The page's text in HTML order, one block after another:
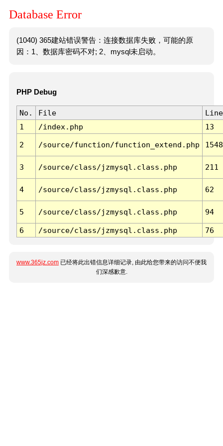
Database Error
(1040) 365建站错误警告：连接数据库失败，可能的原
因：1、数据库密码不对; 2、mysql未启动。
PHP Debug
No. File
Line
1
/index.php 13
2 /source/function/function_extend.php 1548
3 /source/class/jzmysql.class.php 211
4 /source/class/jzmysql.class.php 62
5 /source/class/jzmysql.class.php 94
6 /source/class/jzmysql.class.php 76
www.365jz.com 已经将此出错信息详细记录, 由此给您带来的访问不便我
们深感歉意.